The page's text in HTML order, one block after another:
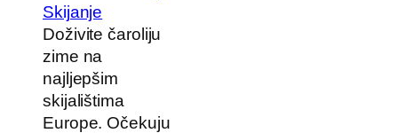
Skijanje
Doživite čaroliju
zime na
najljepšim
skijalištima
Europe. Očekuju